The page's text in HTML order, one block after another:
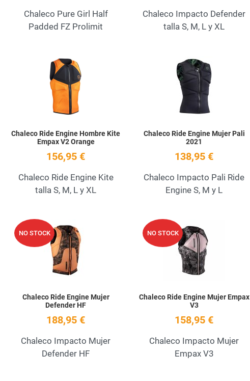
Chaleco Pure Girl Half
Padded FZ Prolimit
Chaleco Impacto Defender
talla S, M, L y XL
Add to Wishlist Add to Wishlist
Chaleco Ride Engine Hombre Kite
Empax V2 Orange
156,95 €
Chaleco Ride Engine Kite
talla S, M, L y XL
Chaleco Ride Engine Mujer Pali
2021
138,95 €
Chaleco Impacto Pali Ride
Engine S, M y L
Add to Wishlist
Quick View
NO STOCK
Add to Wishlist
Quick View
Chaleco Ride Engine Mujer
Defender HF
188,95 €
Chaleco Impacto Mujer
Defender HF
NO STOCK
Chaleco Ride Engine Mujer Empax
V3
158,95 €
Chaleco Impacto Mujer
Empax V3